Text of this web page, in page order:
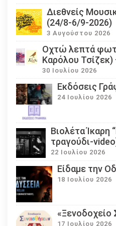
Διεθνείς
(24/8-6/9-2026)
3 Αυγούστου 2026
Οχτώ λεπτά
Καρόλου Τσίζεκ)
30 Ιουλίου 2026
Εκδόσεις
24 Ιουλίου 2026
Βιολέτα Ίκαρη
τραγούδι-
22 Ιουλίου 2026
Eίδαμε την
18 Ιουλίου 2026
«Ξενοδοχείο
17 Ιουλίου 2026